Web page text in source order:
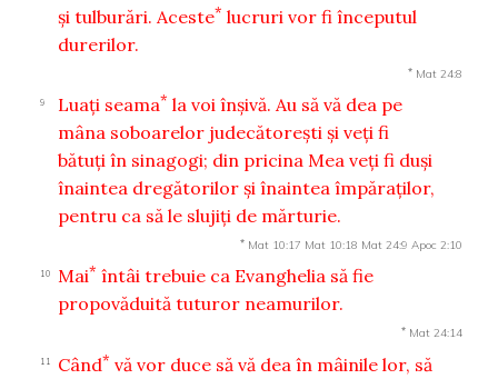
şi tulburări. Aceste* lucruri vor fi începutul
durerilor.
* Mat 24:8
9 Luaţi seama* la voi înşivă. Au să vă dea pe
mâna soboarelor judecătoreşti şi veţi fi
bătuţi în sinagogi; din pricina Mea veţi fi duşi
înaintea dregătorilor şi înaintea împăraţilor,
pentru ca să le slujiţi de mărturie.
* Mat 10:17 Mat 10:18 Mat 24:9 Apoc 2:10
10 Mai* întâi trebuie ca Evanghelia să fie
propovăduită tuturor neamurilor.
* Mat 24:14
11 Când* vă vor duce să vă dea în mâinile lor, să